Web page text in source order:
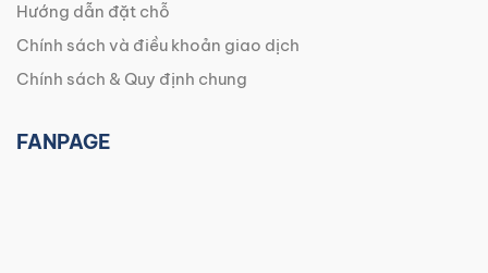
Hướng dẫn đặt chỗ
Chính sách và điều khoản giao dịch
Chính sách & Quy định chung
FANPAGE